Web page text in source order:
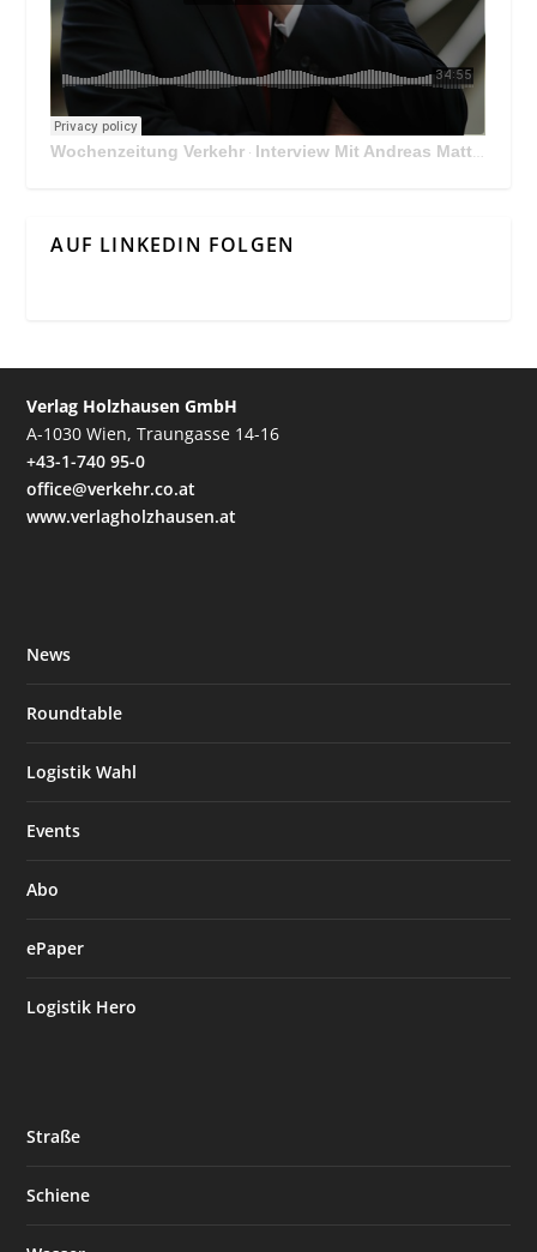
Wochenzeitung Verkehr · Interview Mit Andreas Matthä, CEO der ÖBB Holding
AUF LINKEDIN FOLGEN
Verlag Holzhausen GmbH
A-1030 Wien, Traungasse 14-16
+43-1-740 95-0
office@verkehr.co.at
www.verlagholzhausen.at
News
Roundtable
Logistik Wahl
Events
Abo
ePaper
Logistik Hero
Straße
Schiene